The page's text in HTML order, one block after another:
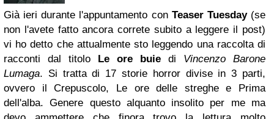
Già ieri durante l'appuntamento con Teaser Tuesday(se
non l'avete fatto ancora correte subito a leggere il post)
vi ho detto che attualmente sto leggendo una raccolta di
racconti dal titolo
Le ore buie di Vincenzo Barone
Lumaga. Si tratta di 17 storie horror divise in 3 parti,
ovvero il Crepuscolo, Le ore delle streghe e Prima
dell'alba. Genere questo alquanto insolito per me ma